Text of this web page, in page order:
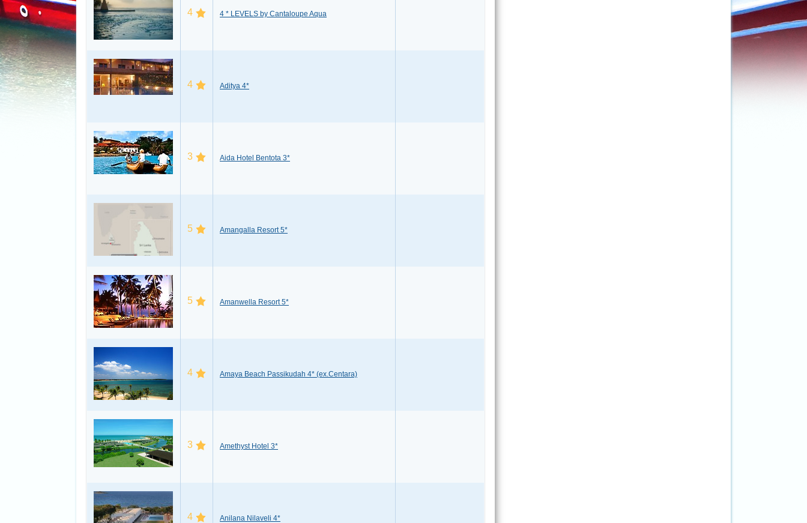
4 4 * LEVELS by Cantaloupe Aqua
4 Aditya 4*
3 Aida Hotel Bentota 3*
5 Amangalla Resort 5*
5 Amanwella Resort 5*
4 Amaya Beach Passikudah 4* (ex.Centara)
3 Amethyst Hotel 3*
4 Anilana Nilaveli 4*